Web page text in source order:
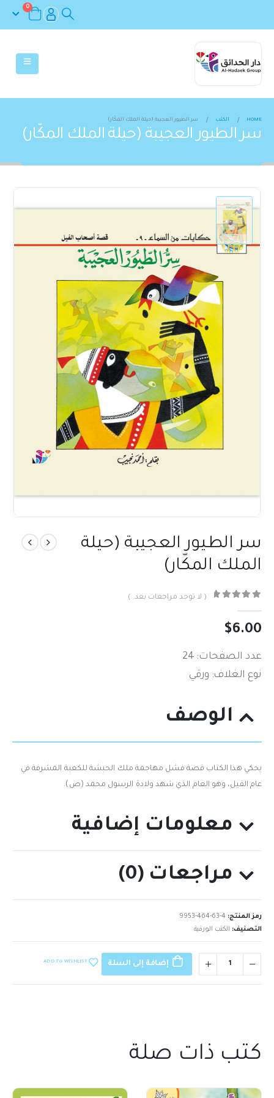
0
HOME الكتب سر الطيور العجيبة (حيلة الملك المكّار)
سر الطيور العجيبة (حيلة الملك المكّار)
سر الطيور العجيبة (حيلة
الملك المكّار)
( لا توجد مراجعات بعد. )
$6.00
عدد الصفحات: 24
نوع الغلاف: ورقي
الوصف
يحكي‮ ‬هذا الكتاب قصة فشل مهاجمة ملك الحبشة للكعبة المشرفة في‮
‬عام الفيل،‮ ‬وهو العام الذي‮ ‬شهد ولادة الرسول محمد (‬ص‮).‬
معلومات إضافية
مراجعات (0)
رمز المنتج: 9953-464-63-4
التصنيف: الكتب الورقية
إضافة إلى السلة ADD TO WISHLIST
كتب ذات صلة